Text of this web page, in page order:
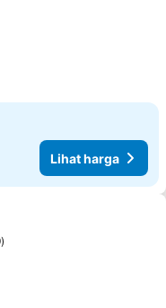
Lihat harga
ke favorit